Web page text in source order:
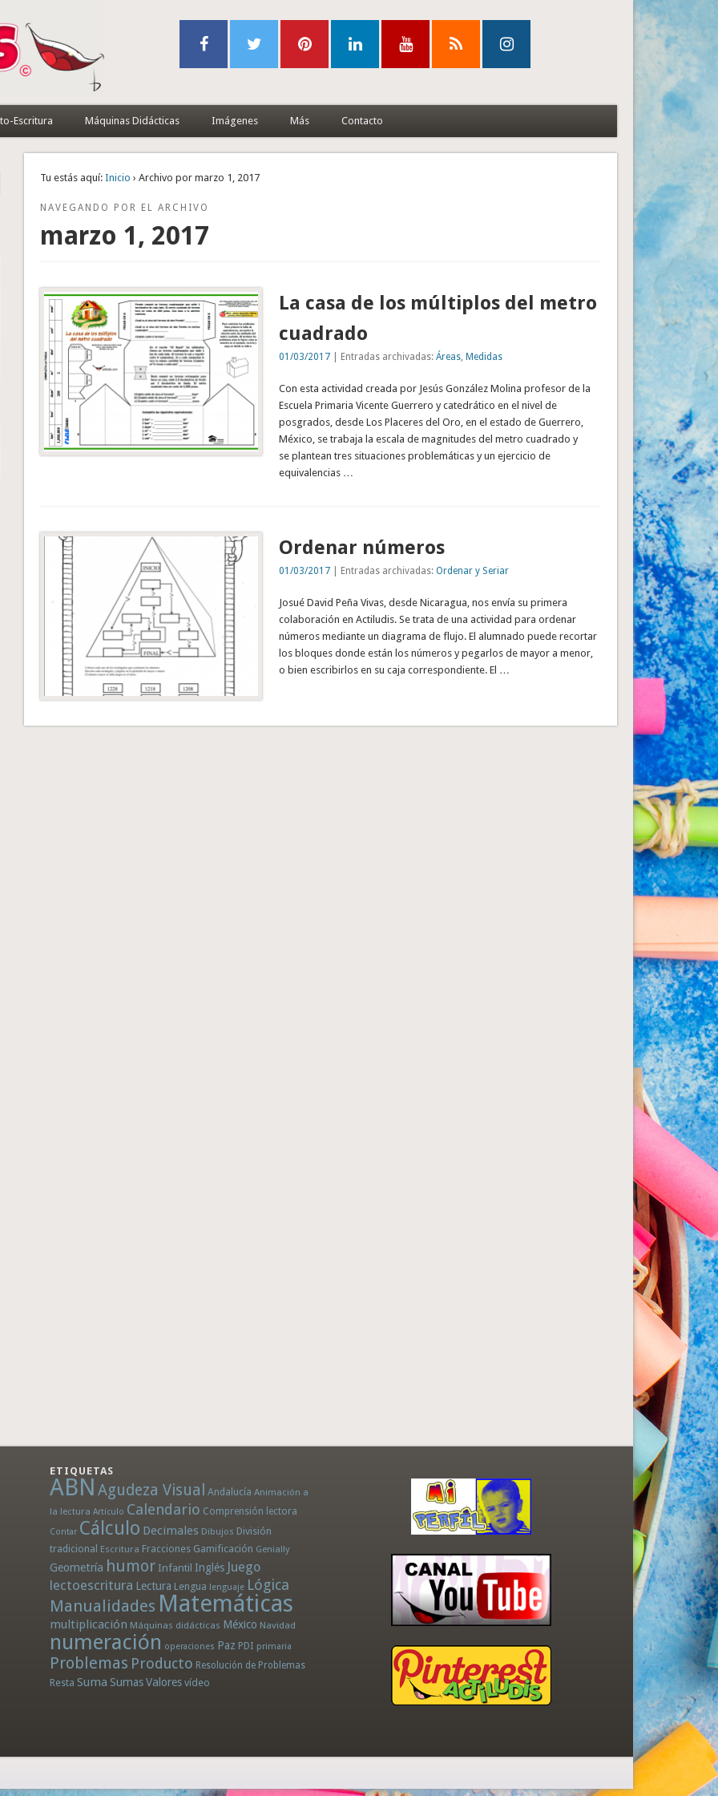
Escritura Máquinas Didácticas Imágenes Más Contacto
Tu estás aquí: Inicio › Archivo por marzo 1, 2017
NAVEGANDO POR EL ARCHIVO
marzo 1, 2017
La casa de los múltiplos del metro
cuadrado
01/03/2017| Entradas archivadas: Áreas, Medidas
Con esta actividad creada por Jesús González Molina profesor de la
Escuela Primaria Vicente Guerrero y catedrático en el nivel de
posgrados, desde Los Placeres del Oro, en el estado de Guerrero,
México, se trabaja la escala de magnitudes del metro cuadrado y
se plantean tres situaciones problemáticas y un ejercicio de
equivalencias …
Ordenar números
01/03/2017| Entradas archivadas: Ordenar y Seriar
Josué David Peña Vivas, desde Nicaragua, nos envía su primera
colaboración en Actiludis. Se trata de una actividad para ordenar
números mediante un diagrama de flujo. El alumnado puede recortar
los bloques donde están los números y pegarlos de mayor a menor,
o bien escribirlos en su caja correspondiente. El …
ETIQUETAS
ABN Agudeza Visual Andalucía Animación a
la lectura Artículo Calendario Comprensión lectora
Contar Cálculo Decimales Dibujos División
tradicional Escritura Fracciones Gamificación Genially
Geometría humor Infantil Inglés Juego
lectoescritura Lectura Lengua lenguaje Lógica
Manualidades Matemáticas
multiplicación Máquinas didácticas México Navidad
numeración operaciones Paz PDI primaria
Problemas Producto Resolución de Problemas
Resta Suma SumasValores vídeo